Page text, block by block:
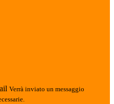
Verrà inviato un messaggio